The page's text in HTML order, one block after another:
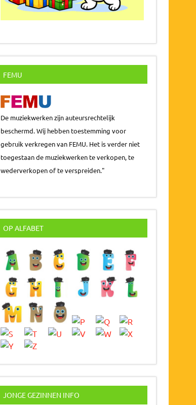
FEMU
De muziekwerken zijn auteursrechtelijk
beschermd. Wij hebben toestemming voor
gebruik verkregen van FEMU. Het is verder niet
toegestaan de muziekwerken te verkopen, te
wederverkopen of te verspreiden."
OP ALFABET
JONGE GEZINNEN INFO